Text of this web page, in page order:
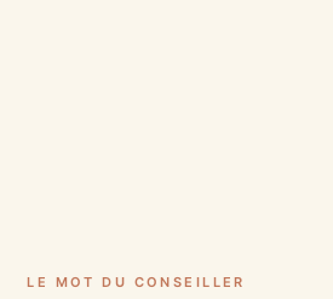
LE MOT DU CONSEILLER